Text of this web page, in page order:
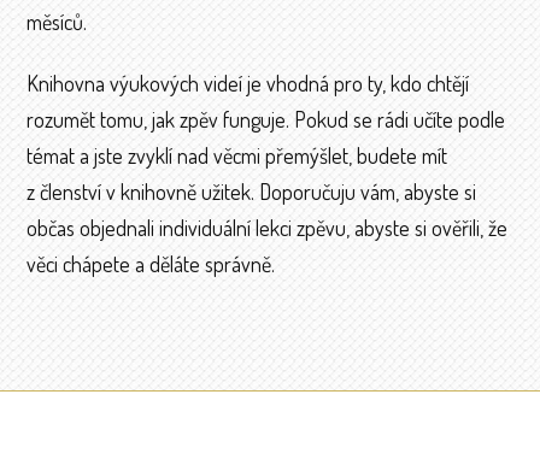
měsíců.
Knihovna výukových videí je vhodná pro ty, kdo chtějí
rozumět tomu, jak zpěv funguje. Pokud se rádi učíte podle
témat a jste zvyklí nad věcmi přemýšlet, budete mít
z členství v knihovně užitek. Doporučuju vám, abyste si
občas objednali individuální lekci zpěvu, abyste si ověřili, že
věci chápete a děláte správně.